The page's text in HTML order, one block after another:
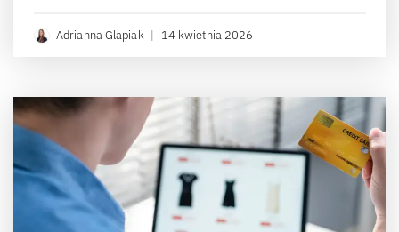
Adrianna Glapiak | 14 kwietnia 2026